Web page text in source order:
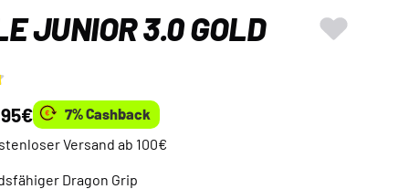
JUNIOR 3.0 GOLD
€ 7% Cashback
Versand ab 100€
Dragon Grip